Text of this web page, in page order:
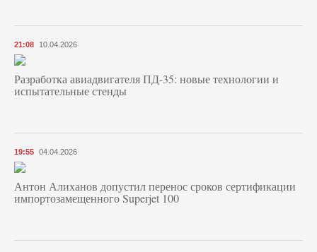
21:08 10.04.2026
Разработка авиадвигателя ПД-35: новые технологии и
испытательные стенды
19:55 04.04.2026
Антон Алиханов допустил перенос сроков сертификации
импортозамещенного Superjet 100